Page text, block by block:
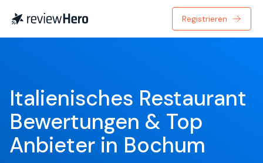
Registrieren
Italienisches Restaurant
Bewertungen & Top
Anbieter in Bochum